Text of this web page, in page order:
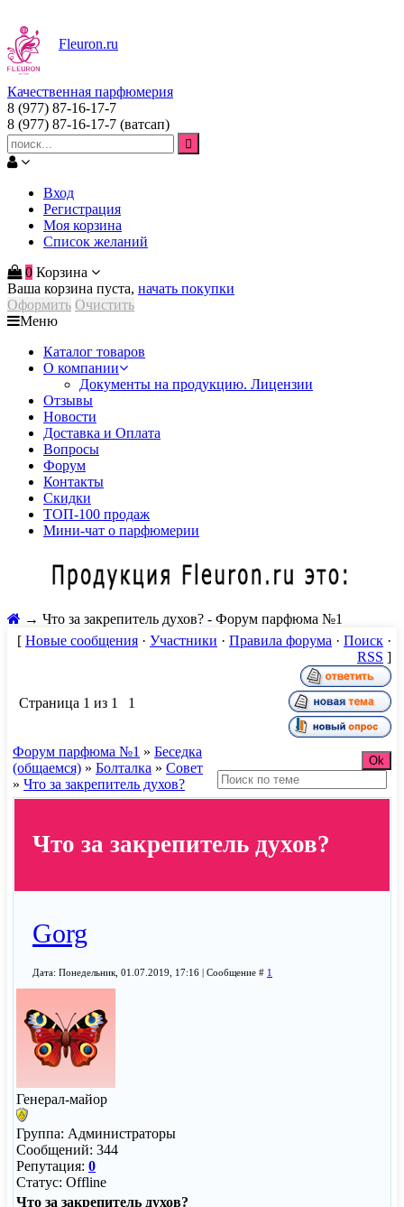
Fleuron.ru
Качественная парфюмерия
8 (977) 87-16-17-7
8 (977) 87-16-17-7 (ватсап)
Вход
Регистрация
Моя корзина
Список желаний
0 Корзина
Ваша корзина пуста, начать покупки
Оформить Очистить
Меню
Каталог товаров
О компании
Документы на продукцию. Лицензии
Отзывы
Новости
Доставка и Оплата
Вопросы
Форум
Контакты
Скидки
ТОП-100 продаж
Мини-чат о парфюмерии
→ Что за закрепитель духов? - Форум парфюма №1
[ Новые сообщения · Участники · Правила форума · Поиск ·
RSS ]
Страница 1 из 1 1
Форум парфюма №1 » Беседка
(общаемся) » Болталка » Совет
» Что за закрепитель духов?
Что за закрепитель духов?
Gorg
Дата: Понедельник, 01.07.2019, 17:16 | Сообщение # 1
Генерал-майор
Группа: Администраторы
Сообщений: 344
Репутация: 0
Статус: Offline
Что за закрепитель духов?